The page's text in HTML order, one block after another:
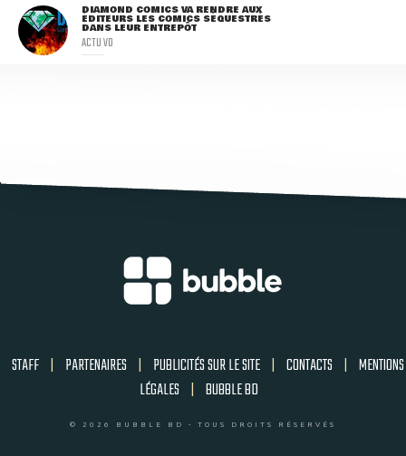
DIAMOND COMICS VA RENDRE AUX
ÉDITEURS LES COMICS SÉQUESTRÉS
DANS LEUR ENTREPÔT
ACTU VO
STAFF | PARTENAIRES | PUBLICITÉS SUR LE SITE | CONTACTS | MENTIONS
LÉGALES | BUBBLE BD
© 2026 BUBBLE BD - TOUS DROITS RÉSERVÉS